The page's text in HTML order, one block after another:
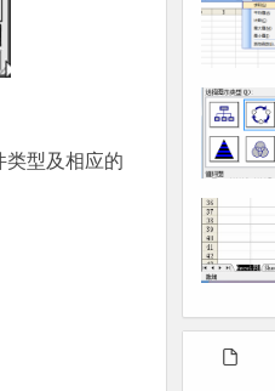
类型及相应的